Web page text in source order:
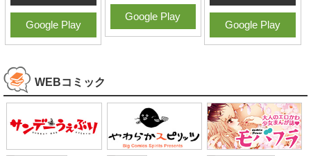
サンデーうぇぶりアプ
リ
Google Play
マンガワン
Google Play
名探偵コナン公式アプ
Google Play